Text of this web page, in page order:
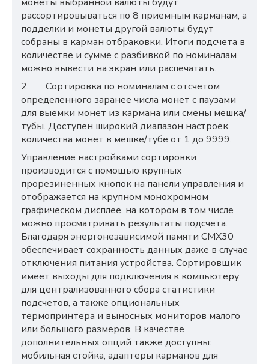
рассортировываться по 8 приемным карманам, а
подделки и монеты другой валюты будут
собраны в карман отбраковки. Итоги подсчета в
количестве и сумме с разбивкой по номиналам
можно вывести на экран или распечатать.
2.
Сортировка по номиналам с отсчетом
определенного заранее числа монет с паузами
для выемки монет из кармана или смены мешка/
тубы. Доступен широкий диапазон настроек
количества монет в мешке/тубе от 1 до 9999.
Управление настройками сортировки
производится с помощью крупных
прорезиненных кнопок на панели управления и
отображается на крупном монохромном
графическом дисплее, на котором в том числе
можно просматривать результаты подсчета.
Благодаря энергонезависимой памяти CMX30
обеспечивает сохранность данных даже в случае
отключения питания устройства. Сортировщик
имеет выходы для подключения к компьютеру
для централизованного сбора статистики
подсчетов, а также опциональных
термопринтера и выносных мониторов малого
или большого размеров. В качестве
дополнительных опций также доступны:
мобильная стойка, адаптеры карманов для